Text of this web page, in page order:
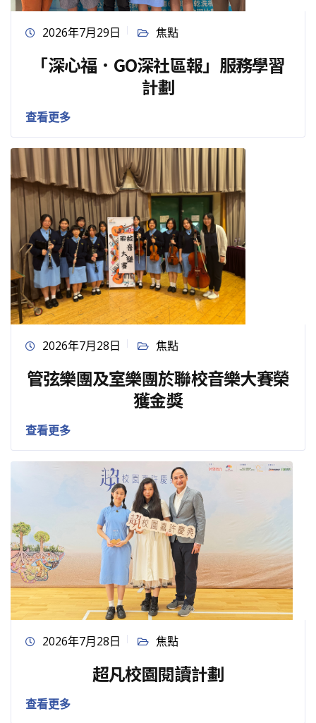
2026年7月29日 焦點
「深心福．GO深社區報」服務學習
計劃
查看更多
2026年7月28日 焦點
管弦樂團及室樂團於聯校音樂大賽榮
獲金獎
查看更多
2026年7月28日 焦點
超凡校園閱讀計劃
查看更多